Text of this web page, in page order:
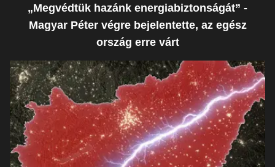
„Megvédtük hazánk energiabiztonságát” -
Magyar Péter végre bejelentette, az egész
ország erre várt